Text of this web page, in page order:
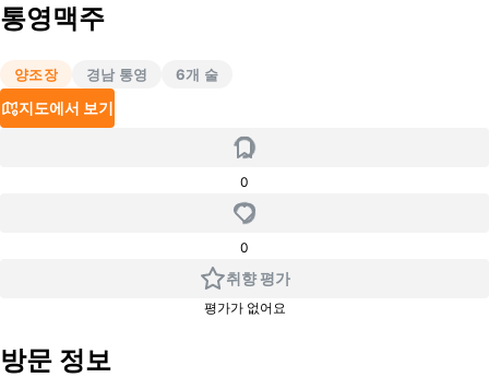
통영맥주
양조장 경남 통영 6개 술
지도에서 보기
0
0
취향 평가
평가가 없어요
방문 정보